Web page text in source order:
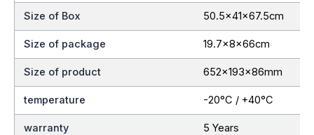
Size of Box 50.5x41x67.5cm
Size of package 19.7x8x66cm
Size of product 652x193x86mm
temperature -20°C / +40°C
warranty 5 Years